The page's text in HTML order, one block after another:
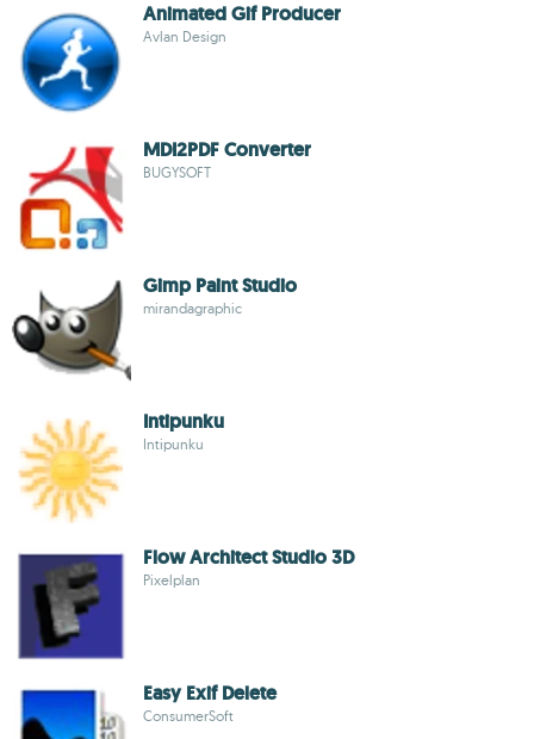
Animated Gif Producer
Avlan Design
MDI2PDF Converter
BUGYSOFT
Gimp Paint Studio
mirandagraphic
Intipunku
Intipunku
Flow Architect Studio 3D
Pixelplan
Easy Exif Delete
ConsumerSoft